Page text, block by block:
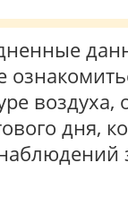
воздуха,
дня,